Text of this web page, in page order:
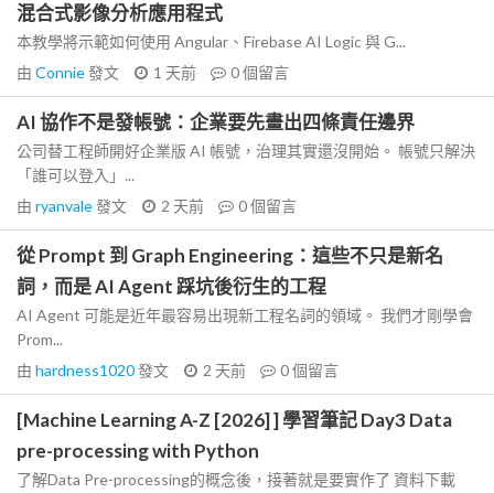
混合式影像分析應用程式
本教學將示範如何使用 Angular、Firebase AI Logic 與 G...
由 Connie發文 1 天前 0個留言
AI 協作不是發帳號：企業要先畫出四條責任邊界
公司替工程師開好企業版 AI 帳號，治理其實還沒開始。 帳號只解決
「誰可以登入」...
由 ryanvale發文 2 天前 0個留言
從 Prompt 到 Graph Engineering：這些不只是新名
詞，而是 AI Agent 踩坑後衍生的工程
AI Agent 可能是近年最容易出現新工程名詞的領域。 我們才剛學會
Prom...
由 hardness1020發文 2 天前 0個留言
[Machine Learning A-Z [2026] ] 學習筆記 Day3 Data
pre-processing with Python
了解Data Pre-processing的概念後，接著就是要實作了 資料下載